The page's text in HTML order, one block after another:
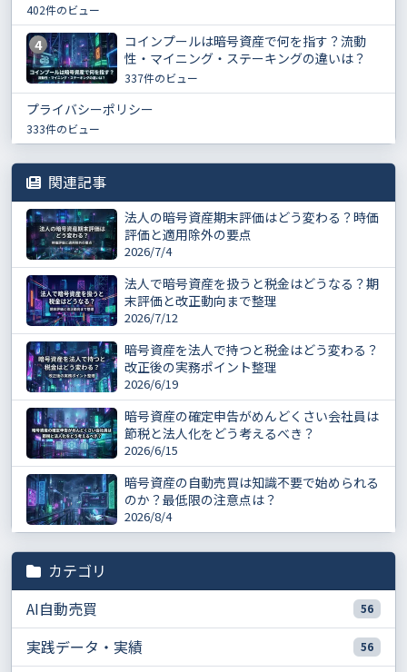
402件のビュー
4
コインプールは暗号資産で何を指す？流動
性・マイニング・ステーキングの違いは？
337件のビュー
プライバシーポリシー
333件のビュー
関連記事
法人の暗号資産期末評価はどう変わる？時価
評価と適用除外の要点
2026/7/4
法人で暗号資産を扱うと税金はどうなる？期
末評価と改正動向まで整理
2026/7/12
暗号資産を法人で持つと税金はどう変わる？
改正後の実務ポイント整理
2026/6/19
暗号資産の確定申告がめんどくさい会社員は
節税と法人化をどう考えるべき？
2026/6/15
暗号資産の自動売買は知識不要で始められる
のか？最低限の注意点は？
2026/8/4
カテゴリ
AI自動売買
56
実践データ・実績 56